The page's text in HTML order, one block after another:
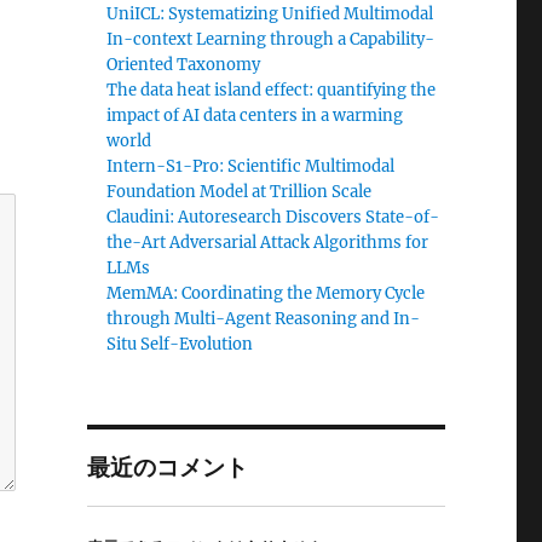
UniICL: Systematizing Unified Multimodal
In-context Learning through a Capability-
Oriented Taxonomy
The data heat island effect: quantifying the
impact of AI data centers in a warming
world
Intern-S1-Pro: Scientific Multimodal
Foundation Model at Trillion Scale
Claudini: Autoresearch Discovers State-of-
the-Art Adversarial Attack Algorithms for
LLMs
MemMA: Coordinating the Memory Cycle
through Multi-Agent Reasoning and In-
Situ Self-Evolution
最近のコメント